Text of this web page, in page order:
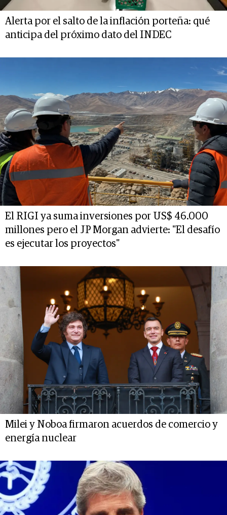
Alerta por el salto de la inflación porteña: qué
anticipa del próximo dato del INDEC
El RIGI ya suma inversiones por US$ 46.000
millones pero el JP Morgan advierte: "El desafío
es ejecutar los proyectos"
Milei y Noboa firmaron acuerdos de comercio y
energía nuclear